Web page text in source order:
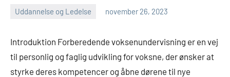
Uddannelse og Ledelse november 26, 2023
Introduktion Forberedende voksenundervisning er en vej
til personlig og faglig udvikling for voksne, der ønsker at
styrke deres kompetencer og åbne dørene til nye